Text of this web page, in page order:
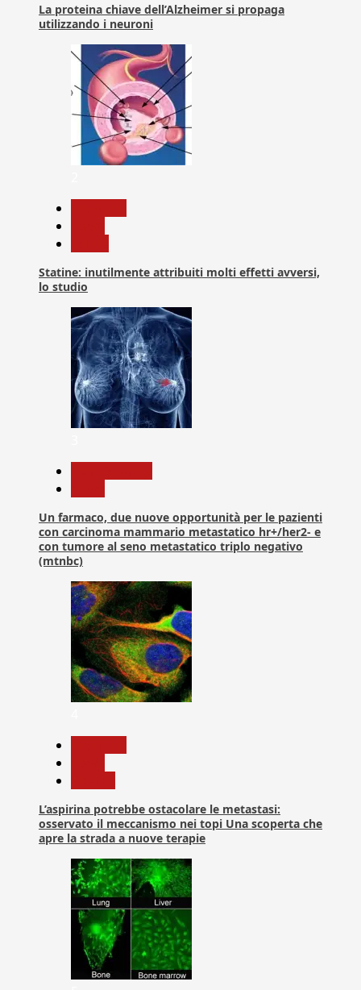
La proteina chiave dell’Alzheimer si propaga
utilizzando i neuroni
Statine: inutilmente attribuiti molti effetti avversi,
lo studio
Un farmaco, due nuove opportunità per le pazienti
con carcinoma mammario metastatico hr+/her2- e
con tumore al seno metastatico triplo negativo
(mtnbc)
L’aspirina potrebbe ostacolare le metastasi:
osservato il meccanismo nei topi Una scoperta che
apre la strada a nuove terapie